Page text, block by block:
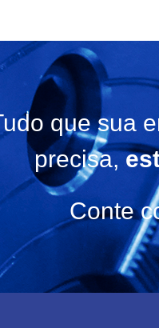
que sua
precisa,
Conte